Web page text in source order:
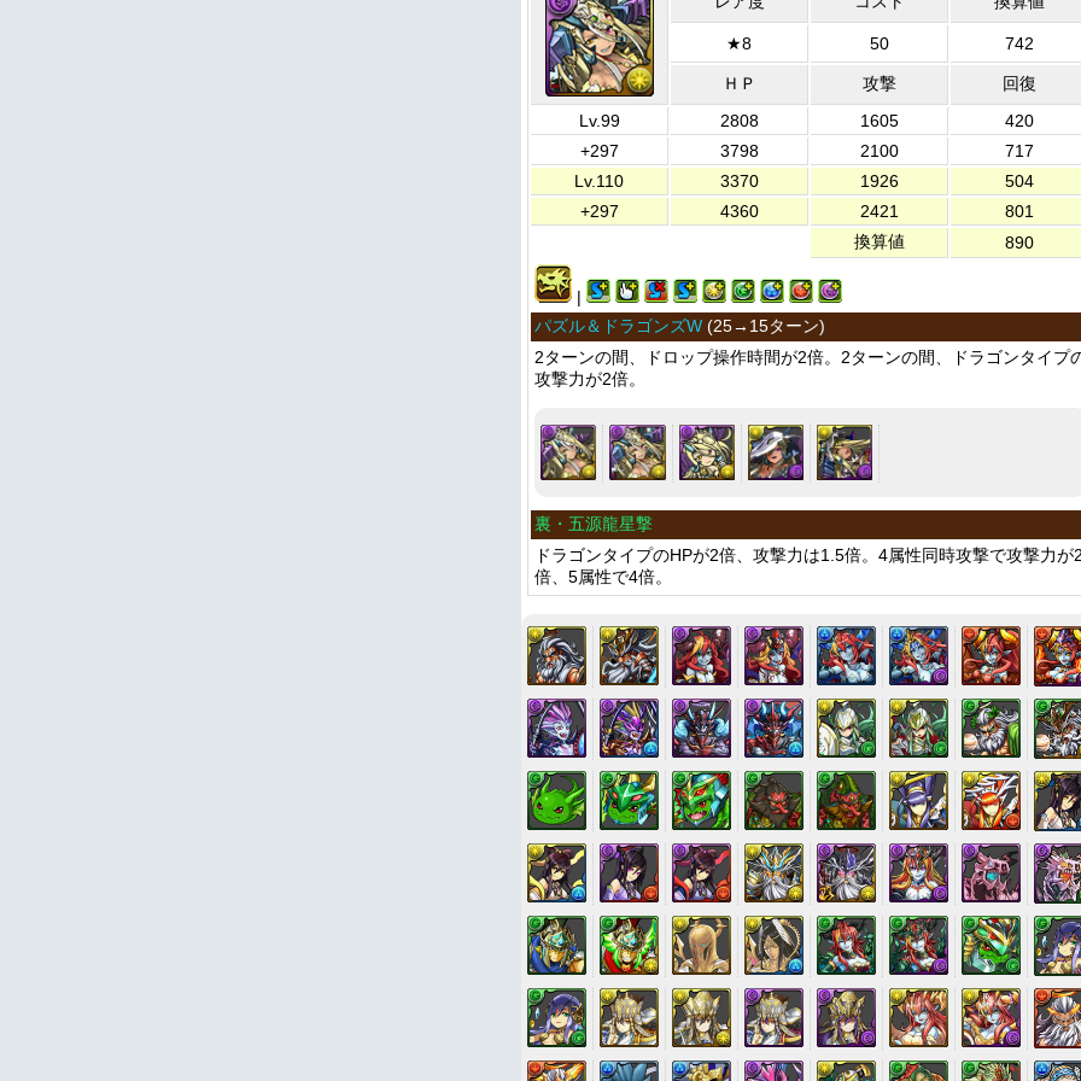
★8 50 742
ＨＰ 攻撃
回復
Lv.99
2808 1605
420
+297
3798 2100
717
Lv.110
3370 1926
504
+297
4360 2421
801
換算値
890
|
パズル＆ドラゴンズW (25→15ターン)
2ターンの間、ドロップ操作時間が2倍。2ターンの間、ドラゴンタイプ
攻撃力が2倍。
裏・五源龍星撃
ドラゴンタイプのHPが2倍、攻撃力は1.5倍。4属性同時攻撃で攻撃力が
倍、5属性で4倍。